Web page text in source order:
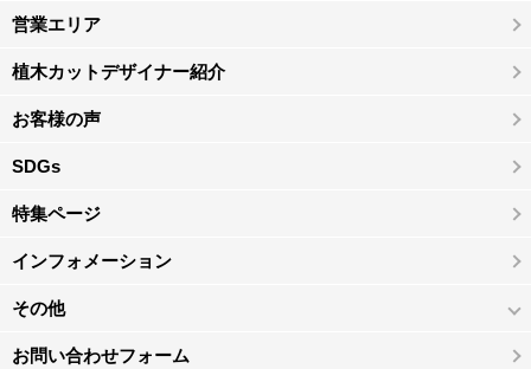
営業エリア
植木カットデザイナー紹介
お客様の声
SDGs
特集ページ
インフォメーション
その他
お問い合わせフォーム